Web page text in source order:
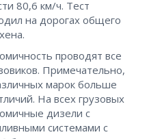
80,6 км/ч. Тест
на дорогах общего
проводят все
Примечательно,
марок больше
На всех грузовых
дизели с
системами с